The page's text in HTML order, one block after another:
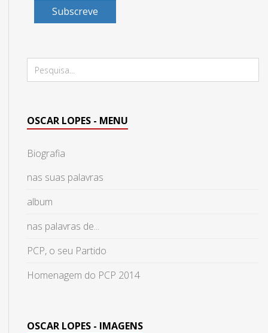
Subscreve
OSCAR LOPES - MENU
Biografia
nas suas palavras
album
nas palavras de...
PCP, o seu Partido
Homenagem do PCP 2014
OSCAR LOPES - IMAGENS